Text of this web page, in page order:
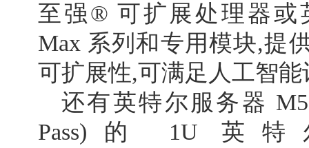
至强® 可扩展处理器或
Max 系列和专用模块,提
可扩展性,可满足人工智
还有英特尔服务器
Pass)的 1U 英